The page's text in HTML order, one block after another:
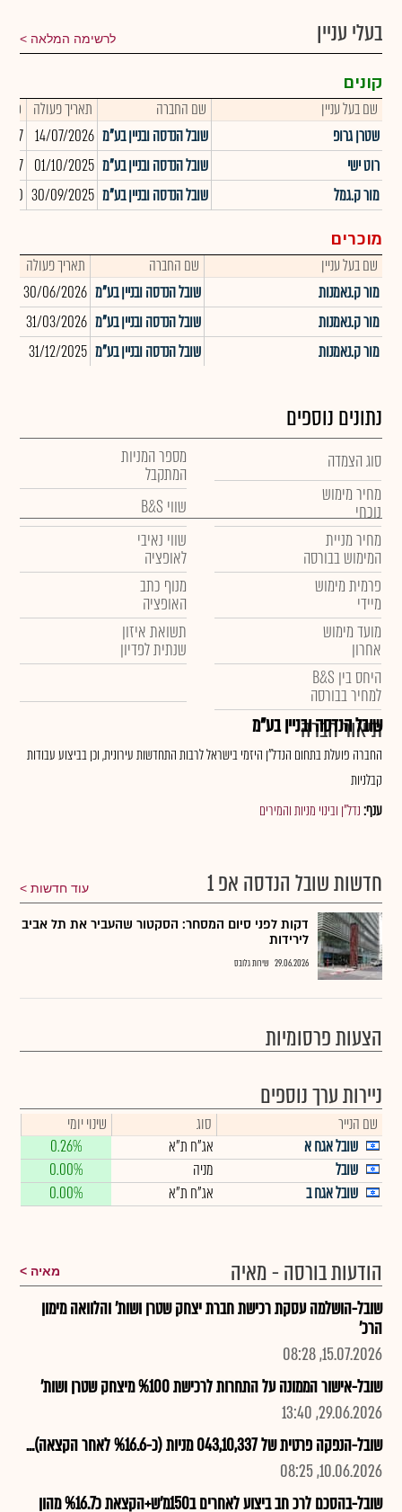
בעלי עניין לרשימה המלאה
קונים
שם בעל עניין שם החברה תאריך פעולה
שטרן גרופ
שובל הנדסה ובניין בע"מ 14/07/2026
רוט ישי
שובל הנדסה ובניין בע"מ 01/10/2025
מור ק.גמל
שובל הנדסה ובניין בע"מ 30/09/2025
מוכרים
שם בעל עניין שם החברה תאריך פעולה
מור ק.נאמנות
שובל הנדסה ובניין בע"מ 30/06/2026
מור ק.נאמנות
שובל הנדסה ובניין בע"מ 31/03/2026
מור ק.נאמנות
שובל הנדסה ובניין בע"מ 31/12/2025
נתונים נוספים
סוג הצמדה
מחיר מימוש
נוכחי
מחיר מניית
המימוש בבורסה
פרמית מימוש
מיידי
מועד מימוש
אחרון
היחס בין B&S
למחיר בבורסה
מספר המניות
המתקבל
שווי B&S
שווי נאיבי
לאופציה
מנוף כתב
האופציה
תשואת איזון
שנתית לפדיון
תיאור חברה
שובל הנדסה ובניין בע"מ
החברה פועלת בתחום הנדל"ן היזמי בישראל לרבות התחדשות עירונית, וכן בביצוע עבודות
קבלניות
ענף:נדל"ן ובינוי מניות והמירים
חדשות שובל הנדסה אפ 1 עוד חדשות
דקות לפני סיום המסחר: הסקטור שהעביר את תל אביב
לירידות
29.06.2026 שירות גלובס
הצעות פרסומיות
ניירות ערך נוספים
שם הנייר סוג
שינוי יומי
שובל אגח א
אג"ח ת"א
0.26%
שובל
מניה
0.00%
שובל אגח ב
אג"ח ת"א 0.00%
הודעות בורסה - מאיה מאיה
שובל-הושלמה עסקת רכישת חברת יצחק שטרן ושות' והלוואה מימון
הרכ'
15.07.2026, 08:28
שובל-אישור הממונה על התחרות לרכישת %100 מיצחק שטרן ושות'
29.06.2026, 13:40
שובל-הנפקה פרטית של 043,10,337 מניות (כ-%16.6 לאחר הקצאה)...
10.06.2026, 08:25
שובל-בהסכם לרכ חב ביצוע לאחרים ב150מ'ש+הקצאת כ%16.7 מהון